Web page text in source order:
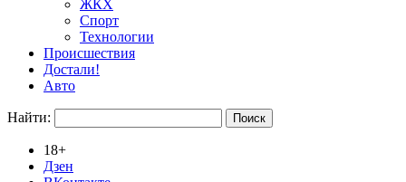
ЖКХ
Спорт
Технологии
Происшествия
Достали!
Авто
Найти:
18+
Дзен